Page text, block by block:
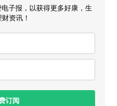
子报，以获得更多好康，生
资讯！
订阅